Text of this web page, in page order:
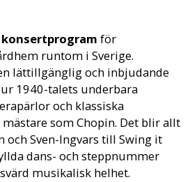
för
runtom i Sverige.
lättillgänglig och inbjudande
1940-talets underbara
och klassiska
som Chopin. Det blir allt
och Sven-Ingvars till Swing it
dans- och steppnummer
musikalisk helhet.